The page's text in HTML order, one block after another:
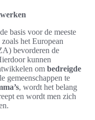
basis voor de meeste
het European
bevorderen de
kunnen
om bedreigde
gemeenschappen te
, wordt het belang
en wordt men zich